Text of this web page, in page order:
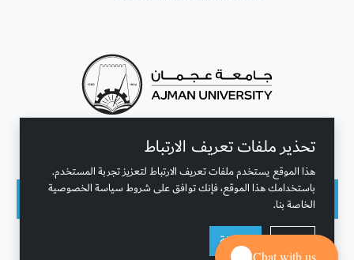
تحذير ملفات تعريف الارتباط
هذا الموقع يستخدم ملفات تعريف الارتباط لتعزيز تجربة المستخدم.
باستخدامك هذا الموقع، فإنك توافق على شروط سياسة الخصوصية
الخاصة بنا.
رفض موافقة
تواصل معنا
حقوق النشر محفوظة © جامعة عجمان 2001 - 2026
التحديث الأخير - أغسطس 07, 2026Chat with us